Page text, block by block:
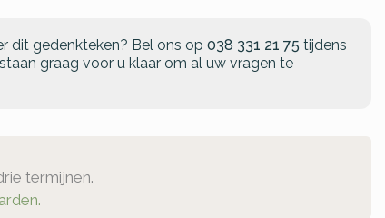
dit gedenkteken? Bel ons op 038 331 21 75 tijdens
graag voor u klaar om al uw vragen te
termijnen.